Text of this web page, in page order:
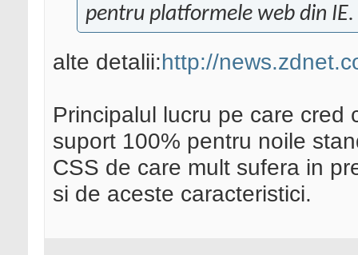
pentru platformele web din IE.
alte detalii:http://
Principalul lucru pe care cred
suport 100% pentru noile
CSS de care mult sufera in
si de aceste caracteristici.